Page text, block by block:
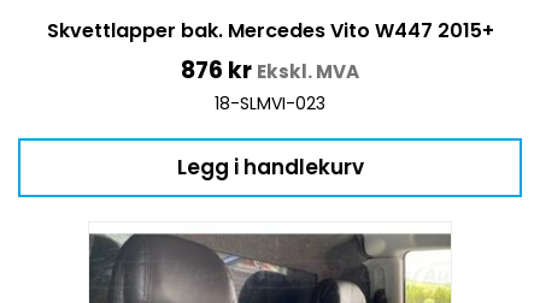
Skvettlapper bak. Mercedes Vito W447 2015+
876 kr Ekskl. MVA
18-SLMVI-023
Legg i handlekurv